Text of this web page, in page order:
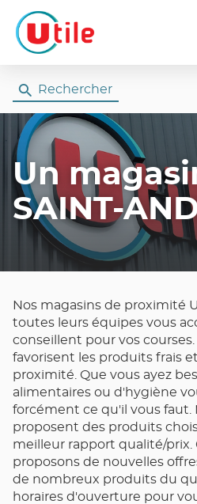
Rechercher
Un
SAINT-
Nos magasins de proximité
toutes leurs équipes vous
conseillent pour vos
favorisent les produits frais
proximité. Que vous ayez
alimentaires ou d'hygiène
forcément ce qu'il vous faut.
proposent des produits
meilleur rapport qualité/prix.
proposons de nouvelles
de nombreux produits du
horaires d'ouverture pour